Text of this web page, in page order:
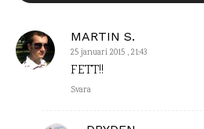
MARTIN S.
25 januari 2015 , 21:43
FETT!!
Svara